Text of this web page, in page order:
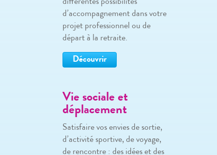
différentes possibilités
d’accompagnement dans votre
projet professionnel ou de
départ à la retraite.
Découvrir
Vie sociale et
déplacement
Satisfaire vos envies de sortie,
d’activité sportive, de voyage,
de rencontre : des idées et des